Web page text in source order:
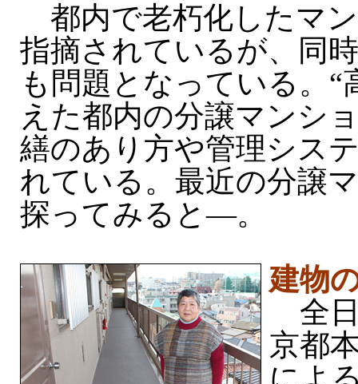
都内で老朽化したマ
指摘されているが、同
も問題となっている。“
えた都内の分譲マンシ
繕のあり方や管理シス
れている。最近の分譲
探ってみると—。
建物
全日
京都